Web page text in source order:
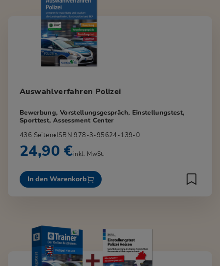
Auswahlverfahren Polizei
Bewerbung, Vorstellungsgespräch, Einstellungstest,
Sporttest, Assessment Center
436 Seiten•ISBN 978-3-95624-139-0
24,90 €inkl. MwSt.
In den Warenkorb